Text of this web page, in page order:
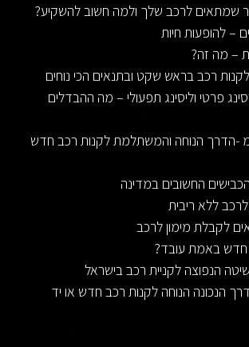
שמתאים לרכב שלך ולמה חשוב להשקיע?
– להופעות חיות
– מה זה?
לקנות רכב בראש שקט ובתנאים הכי נוחים
פרטי וליסינג תפעולי – מה ההבדלים
חדש 0 ק”מ -הדרך הנוחה והמשתלמת לקנות רכב חדש
לקבלת מימון לרכב
חדש באמת עובד?
הנפוצה לקניית רכב בישראל
הנכונה הנוחה לקנות רכב חדש או יד